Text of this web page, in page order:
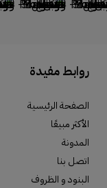
روابط مفيدة
الصفحة الرئيسية
الأكثر مبيعًا
المدونة
اتصل بنا
البنود و الظروف